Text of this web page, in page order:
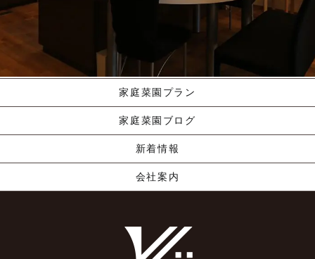
資料請求する
くりやま建築のこだわり
家庭菜園プラン
家庭菜園ブログ
新着情報
会社案内